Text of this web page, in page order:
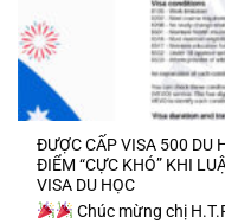
ĐƯỢC CẤP VISA 500 DU
ĐIỂM “CỰC KHÓ” KHI
VISA DU HỌC
Chúc mừng chị